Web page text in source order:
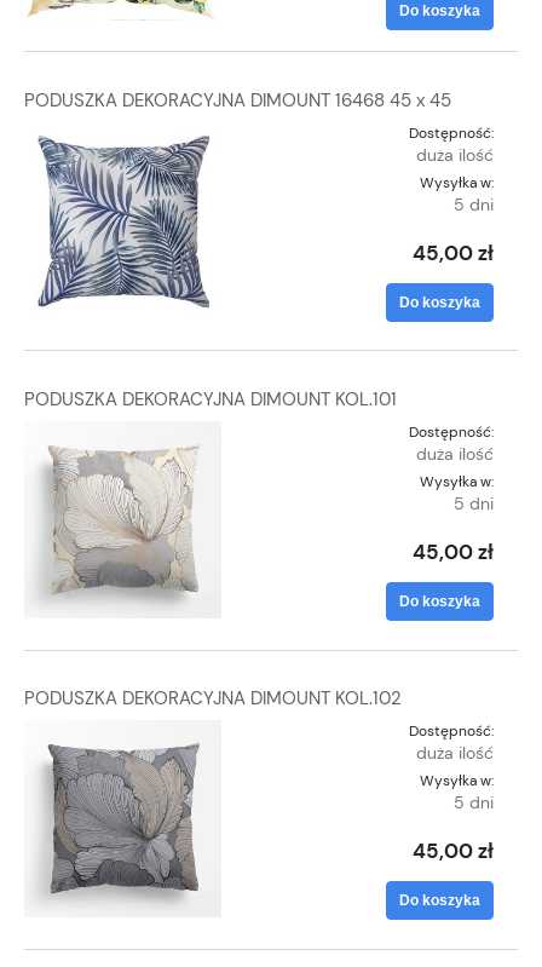
Do koszyka
PODUSZKA DEKORACYJNA DIMOUNT 16468 45 x 45
Dostępność:
duża ilość
Wysyłka w:
5 dni
45,00 zł
Do koszyka
PODUSZKA DEKORACYJNA DIMOUNT KOL.101
Dostępność:
duża ilość
Wysyłka w:
5 dni
45,00 zł
Do koszyka
PODUSZKA DEKORACYJNA DIMOUNT KOL.102
Dostępność:
duża ilość
Wysyłka w:
5 dni
45,00 zł
Do koszyka